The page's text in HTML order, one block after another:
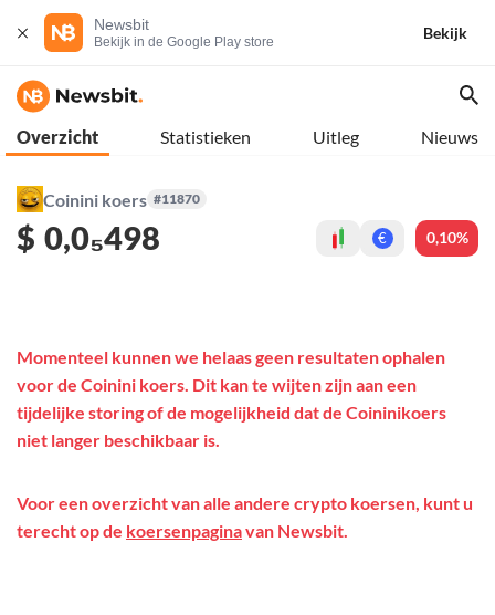
Newsbit
Bekijk in de Google Play store
Bekijk
Overzicht Statistieken Uitleg Nieuws
Coinini koers #11870
$ 0,0₅498 € 0,10%
Momenteel kunnen we helaas geen resultaten ophalen
voor de Coinini koers. Dit kan te wijten zijn aan een
tijdelijke storing of de mogelijkheid dat de Coininikoers
niet langer beschikbaar is.
Voor een overzicht van alle andere crypto koersen, kunt u
terecht op de koersenpaginavan Newsbit.